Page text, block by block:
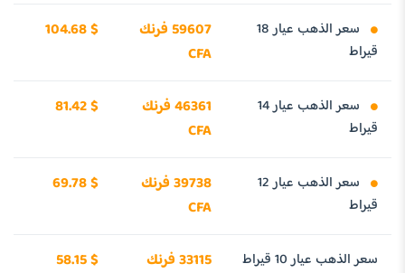
سعر الذهب عيار 18
قيراط
59607 فرنك
CFA
104.68 $
سعر الذهب عيار 14
قيراط
46361 فرنك
CFA
81.42 $
سعر الذهب عيار 12
قيراط
39738 فرنك
CFA
69.78 $
سعر الذهب عيار 10 قيراط 33115 فرنك 58.15 $